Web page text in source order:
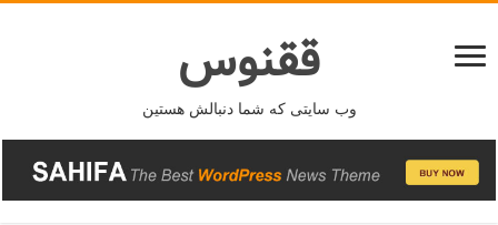
ققنوس
وب سایتی که شما دنبالش هستین